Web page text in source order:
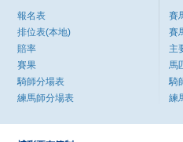
報名表
排位表(本地)
賠率
賽果
騎師分場表
練馬師分場表
賽
賽
主
馬
騎
練